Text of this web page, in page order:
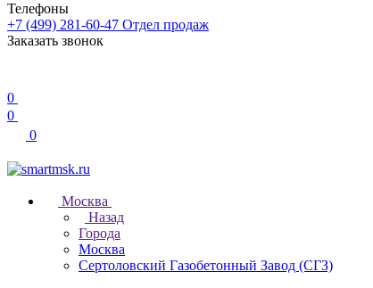
Телефоны
+7 (499) 281-60-47 Отдел продаж
Заказать звонок
0
0
0
Москва
Назад
Города
Москва
Сертоловский Газобетонный Завод (СГЗ)